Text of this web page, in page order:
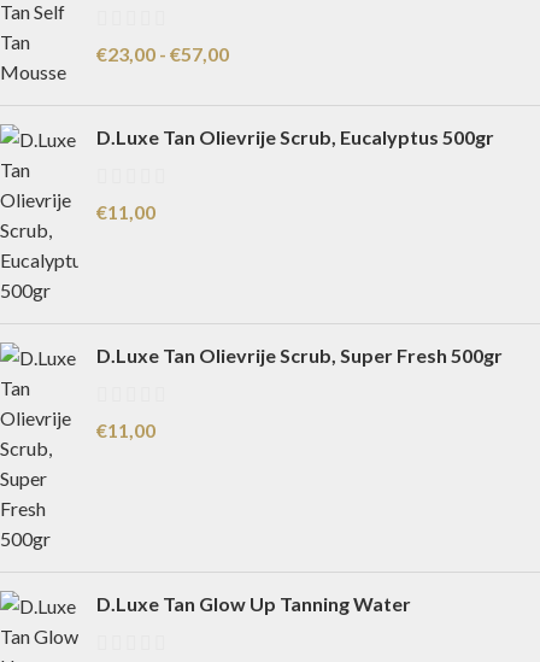
€23,00 - €57,00
D.Luxe Tan Olievrije Scrub, Eucalyptus 500gr
€11,00
D.Luxe Tan Olievrije Scrub, Super Fresh 500gr
€11,00
D.Luxe Tan Glow Up Tanning Water